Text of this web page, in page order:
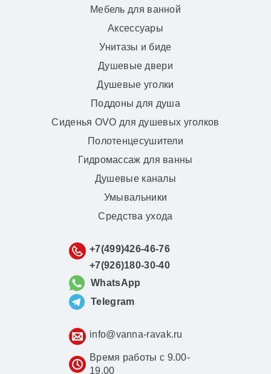
Мебель для ванной
Аксессуары
Унитазы и биде
Душевые двери
Душевые уголки
Поддоны для душа
Сиденья OVO для душевых уголков
Полотенцесушители
Гидромассаж для ванны
Душевые каналы
Умывальники
Средства ухода
+7(499)426-46-76
+7(926)180-30-40
WhatsApp
Telegram
info@vanna-ravak.ru
Время работы с 9.00-
19.00